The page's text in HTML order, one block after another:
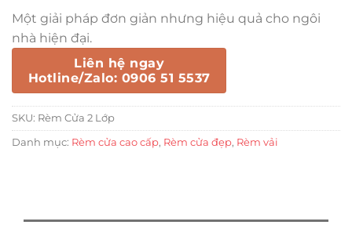
Một giải pháp đơn giản nhưng hiệu quả cho ngôi
nhà hiện đại.
Liên hệ ngay
Hotline/Zalo: 0906 51 5537
SKU: Rèm Cửa 2 Lớp
Danh mục: Rèm cửa cao cấp, Rèm cửa đẹp, Rèm vải